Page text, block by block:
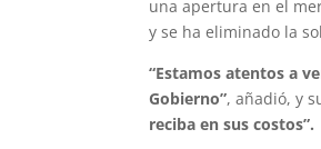
una apertura en el
y se ha eliminado la
“Estamos atentos a
Gobierno”, añadió, y
reciba en sus costos”.